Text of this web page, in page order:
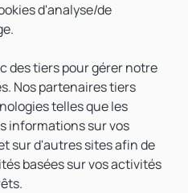
d'analyse/de
des tiers pour gérer notre
Nos partenaires tiers
telles que les
informations sur vos
sur d'autres sites afin de
basées sur vos activités